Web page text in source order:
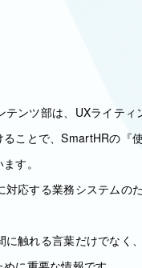
ンツ部は、UXライテ
ることで、SmartHRの『
す。
応する業務システムの
触れる言葉だけでなく